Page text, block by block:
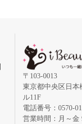
〒103-0013
東京都中央区日本
ル11F
電話番号：0570-
営業時間：月～金